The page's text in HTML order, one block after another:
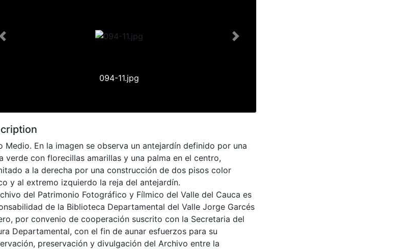
094-11.jpg
Previous Next
Medio. En la imagen se observa un antejardín definido por una
verde con florecillas amarillas y una palma en el centro,
a la derecha por una construcción de dos pisos color
y al extremo izquierdo la reja del antejardín.
del Patrimonio Fotográfico y Fílmico del Valle del Cauca es
de la Biblioteca Departamental del Valle Jorge Garcés
por convenio de cooperación suscrito con la Secretaria del
Departamental, con el fin de aunar esfuerzos para su
preservación y divulgación del Archivo entre la